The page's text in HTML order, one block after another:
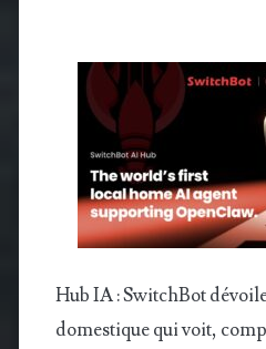
Hub IA : SwitchBot
domestique qui voit,